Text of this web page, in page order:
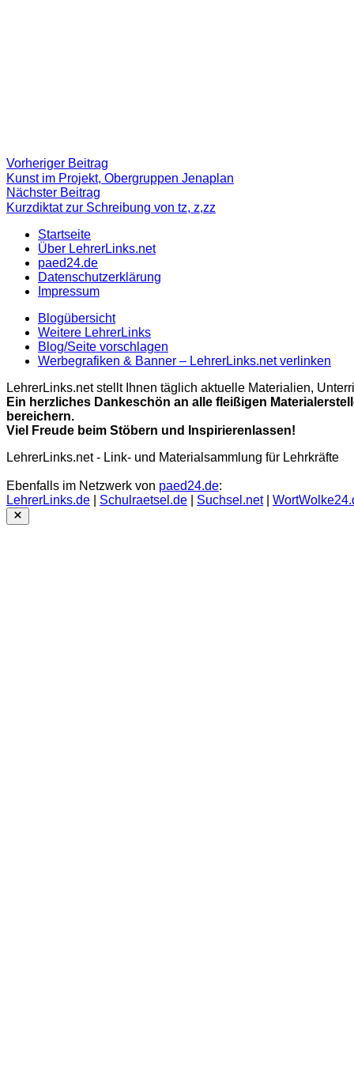
Beitragsnavigation
Vorheriger Beitrag
Beitrag:
Kunst im Projekt, Obergruppen Jenaplan
Nächster Beitrag
Beitrag
Kurzdiktat zur Schreibung von tz, z,zz
Startseite
Über LehrerLinks.net
paed24.de
Datenschutzerklärung
Impressum
Blogübersicht
Weitere LehrerLinks
Blog/Seite vorschlagen
Werbegrafiken & Banner – LehrerLinks.net verlinken
LehrerLinks.net stellt Ihnen täglich aktuelle Materialien,
Ein herzliches Dankeschön an alle fleißigen
bereichern.
Viel Freude beim Stöbern und Inspirierenlassen!
LehrerLinks.net - Link- und Materialsammlung für Lehrkräfte
Ebenfalls im Netzwerk von paed24.de:
LehrerLinks.de
Schulraetsel.de Suchsel.net|
Close